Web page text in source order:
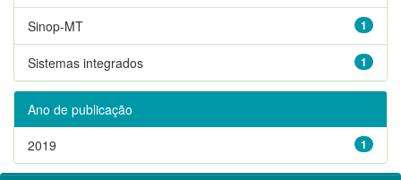
1
Sinop-MT
1
Sistemas integrados
Ano de publicação
1
2019